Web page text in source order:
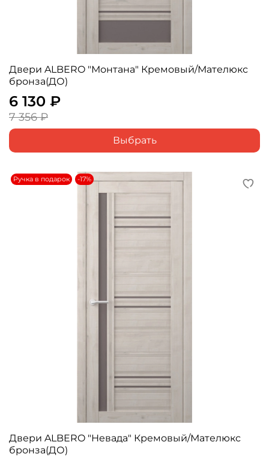
Двери ALBERO "Монтана" Кремовый/Мателюкс
бронза(ДО)
6 130 ₽
7 356 ₽
Выбрать
Ручка в подарок -17%
Двери ALBERO "Невада" Кремовый/Мателюкс
бронза(ДО)